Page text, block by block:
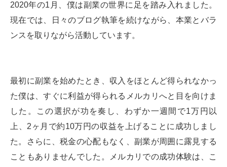
2020年の1月、僕は副業の世界に足を踏み入れました。
現在では、日々のブログ執筆を続けながら、本業とバラ
ンスを取りながら活動しています。
最初に副業を始めたとき、収入をほとんど得られなかっ
た僕は、すぐに利益が得られるメルカリへと目を向けま
した。この選択が功を奏し、わずか一週間で1万円以
上、2ヶ月で約10万円の収益を上げることに成功しまし
た。さらに、税金の心配もなく、副業が周囲に露見する
こともありませんでした。メルカリでの成功体験は、こ